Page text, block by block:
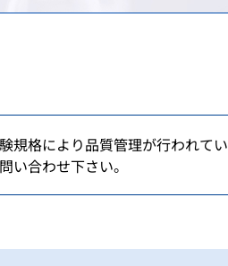
登録
シン
パブ
シン
医療
規格により品質管理が行われて
い合わせ下さい。